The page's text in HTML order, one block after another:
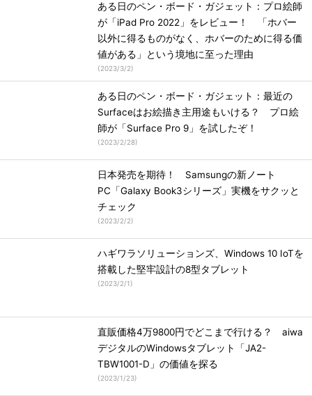
ある日のペン・ボード・ガジェット：プロ絵師
が「iPad Pro 2022」をレビュー！ 「ホバー
以外に得るものがなく、ホバーのために得る価
値がある」という境地に至った理由
(2023/3/2)
ある日のペン・ボード・ガジェット：最近の
Surfaceはお絵描き主用途もいける？ プロ絵
師が「Surface Pro 9」を試したぞ！
(2023/2/28)
日本発売を期待！ Samsungの新ノート
PC「Galaxy Book3シリーズ」実機をサクッと
チェック
(2023/2/2)
ハギワラソリューションズ、Windows 10 IoTを
搭載した堅牢設計の8型タブレット
(2023/2/1)
直販価格4万9800円でどこまで行ける？ aiwa
デジタルのWindowsタブレット「JA2-
TBW1001-D」の価値を探る
(2023/1/23)